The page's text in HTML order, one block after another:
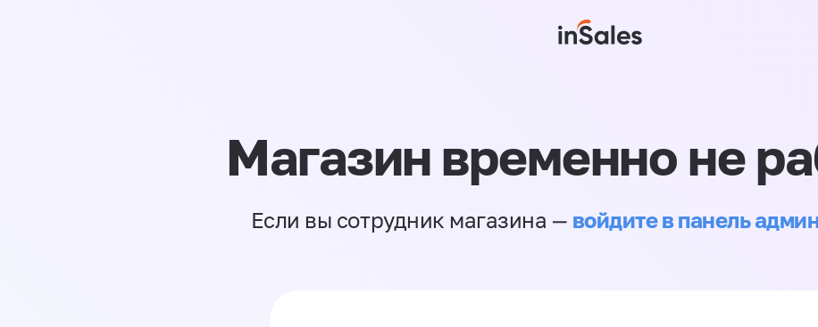
Магазин временно не
Если вы сотрудник магазина — войдите в панель